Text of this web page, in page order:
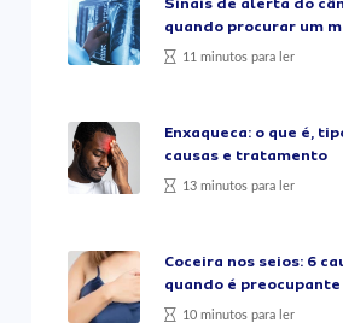
Sinais de alerta do
quando procurar um
11 minutos para ler
Enxaqueca: o que é,
causas e tratamento
13 minutos para ler
Coceira nos seios: 6
quando é
10 minutos para ler